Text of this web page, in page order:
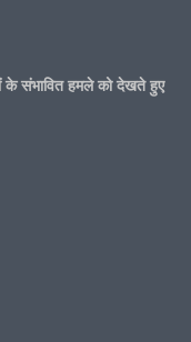
के संभावित हमले को देखते हुए